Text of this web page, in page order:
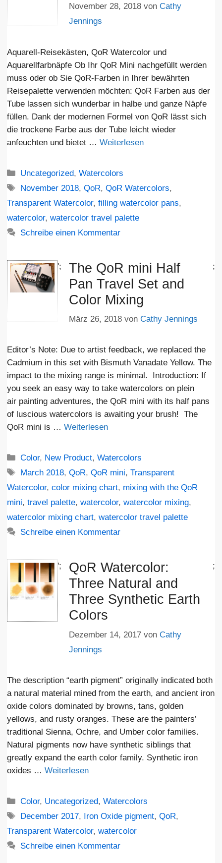
November 28, 2018 von Cathy
Jennings
Aquarell-Reisekästen, QoR Watercolor und
Aquarellfarbnäpfe Ob Ihr QoR Mini nachgefüllt werden
muss oder ob Sie QoR-Farben in Ihrer bewährten
Reisepalette verwenden möchten: QoR Farben aus der
Tube lassen sich wunderbar in halbe und ganze Näpfe
füllen. Dank der modernen Formel von QoR lässt sich
die trockene Farbe aus der Tube leicht wieder
anfeuchten und bietet … Weiterlesen
Kategorien
Uncategorized,Watercolors
Schlagwörter
November 2018,QoR,QoR Watercolors,
Transparent Watercolor, filling watercolor pans,
watercolor, watercolor travel palette
Schreibe einen Kommentar
';
The QoR mini Half
Pan Travel Set and
Color Mixing
März 26, 2018 von Cathy Jennings
;
Editor’s Note: Due to artist feedback, we replaced the
Cadmium in this set with Bismuth Vanadate Yellow. The
impact to the mixing range is minimal. Introduction: If
you seek an easy way to take watercolors on plein
air painting adventures, the QoR mini with its half pans
of luscious watercolors is awaiting your brush! The
QoR mini is … Weiterlesen
Kategorien
Color, New Product,Watercolors
Schlagwörter
March 2018,QoR,QoR mini,Transparent
Watercolor, color mixing chart, mixing with the QoR
mini, travel palette, watercolor, watercolor mixing,
watercolor mixing chart, watercolor travel palette
Schreibe einen Kommentar
';
QoR Watercolor:
Three Natural and
Three Synthetic Earth
Colors
Dezember 14, 2017 von Cathy
Jennings
;
The description “earth pigment” originally indicated both
a natural material mined from the earth, and ancient iron
oxide colors dominated by browns, tans, golden
yellows, and rusty oranges. These are the painters’
traditional Sienna, Ochre, and Umber color families.
Natural pigments now have synthetic siblings that
greatly expand the earth color family. Synthetic iron
oxides … Weiterlesen
Kategorien
Color, Uncategorized,Watercolors
Schlagwörter
December 2017, Iron Oxide pigment,QoR,
Transparent Watercolor, watercolor
Schreibe einen Kommentar